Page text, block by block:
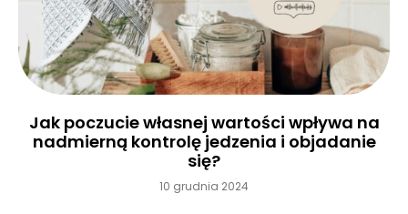
Jak poczucie własnej wartości wpływa na
nadmierną kontrolę jedzenia i objadanie
się?
10 grudnia 2024